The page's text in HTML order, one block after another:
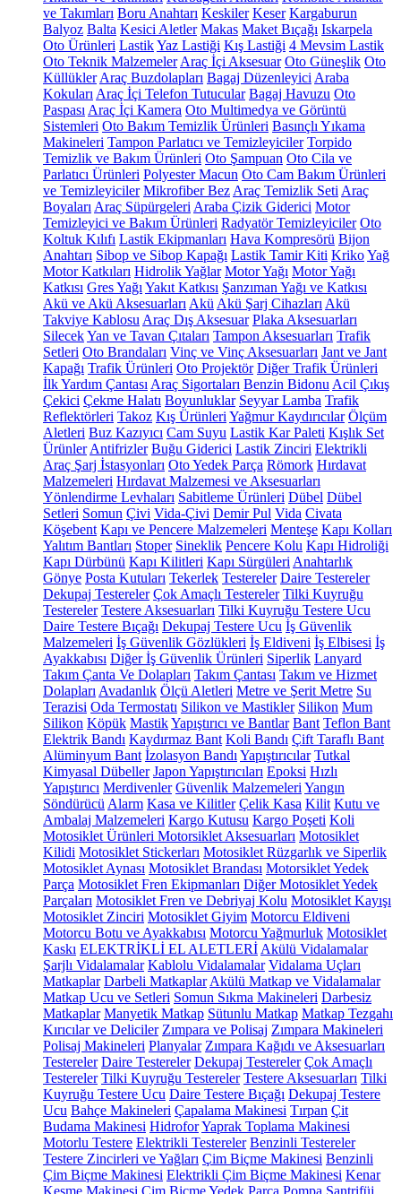
ve Takımları Boru Anahtarı Keskiler Keser Kargaburun
Balyoz Balta Kesici Aletler Makas Maket Bıçağı Iskarpela
Oto Ürünleri LastikYaz Lastiği Kış Lastiği 4 Mevsim Lastik
Oto Teknik Malzemeler Araç İçi Aksesuar Oto Güneşlik Oto
Küllükler Araç Buzdolapları Bagaj Düzenleyici Araba
Kokuları Araç İçi Telefon Tutucular Bagaj Havuzu Oto
Paspası Araç İçi Kamera Oto Multimedya ve Görüntü
Sistemleri Oto Bakım Temizlik Ürünleri Basınçlı Yıkama
Makineleri Tampon Parlatıcı ve Temizleyiciler Torpido
Temizlik ve Bakım Ürünleri Oto Şampuan Oto Cila ve
Parlatıcı Ürünleri Polyester Macun Oto Cam Bakım Ürünleri
ve Temizleyiciler Mikrofiber Bez Araç Temizlik Seti Araç
Boyaları Araç Süpürgeleri Araba Çizik Giderici Motor
Temizleyici ve Bakım Ürünleri Radyatör Temizleyiciler Oto
Koltuk Kılıfı Lastik Ekipmanları Hava Kompresörü Bijon
Anahtarı Sibop ve Sibop Kapağı Lastik Tamir Kiti KrikoYağ
Motor Katkıları Hidrolik Yağlar Motor Yağı Motor Yağı
Katkısı Gres Yağı Yakıt Katkısı Şanzıman Yağı ve Katkısı
Akü ve Akü Aksesuarları Akü Akü Şarj Cihazları Akü
Takviye Kablosu Araç Dış Aksesuar Plaka Aksesuarları
SilecekYan ve Tavan Çıtaları Tampon Aksesuarları Trafik
Setleri Oto Brandaları Vinç ve Vinç Aksesuarları Jant ve Jant
Kapağı Trafik Ürünleri Oto Projektör Diğer Trafik Ürünleri
İlk Yardım Çantası Araç Sigortaları Benzin Bidonu Acil Çıkış
Çekici Çekme Halatı Boyunluklar Seyyar Lamba Trafik
Reflektörleri Takoz Kış Ürünleri Yağmur Kaydırıcılar Ölçüm
Aletleri Buz Kazıyıcı Cam Suyu Lastik Kar Paleti Kışlık Set
Ürünler Antifrizler Buğu Giderici Lastik Zinciri Elektrikli
Araç Şarj İstasyonları Oto Yedek Parça Römork Hırdavat
Malzemeleri Hırdavat Malzemesi ve Aksesuarları
Yönlendirme Levhaları Sabitleme Ürünleri Dübel Dübel
Setleri Somun Çivi Vida-Çivi Demir Pul Vida Civata
Köşebent Kapı ve Pencere Malzemeleri Menteşe Kapı Kolları
Yalıtım Bantları Stoper Sineklik Pencere Kolu Kapı Hidroliği
Kapı Dürbünü Kapı Kilitleri Kapı Sürgüleri Anahtarlık
Gönye Posta Kutuları Tekerlek Testereler Daire Testereler
Dekupaj Testereler Çok Amaçlı Testereler Tilki Kuyruğu
Testereler Testere Aksesuarları Tilki Kuyruğu Testere Ucu
Daire Testere Bıçağı Dekupaj Testere Ucu İş Güvenlik
Malzemeleri İş Güvenlik Gözlükleri İş Eldiveni İş Elbisesi İş
Ayakkabısı Diğer İş Güvenlik Ürünleri Siperlik Lanyard
Takım Çanta Ve Dolapları Takım Çantası Takım ve Hizmet
Dolapları Avadanlık Ölçü Aletleri Metre ve Şerit Metre Su
Terazisi Oda Termostatı Silikon ve Mastikler Silikon Mum
Silikon Köpük MastikYapıştırıcı ve Bantlar Bant Teflon Bant
Elektrik Bandı Kaydırmaz Bant Koli Bandı Çift Taraflı Bant
Alüminyum Bant İzolasyon Bandı Yapıştırıcılar Tutkal
Kimyasal Dübeller Japon Yapıştırıcıları Epoksi Hızlı
Yapıştırıcı Merdivenler Güvenlik Malzemeleri Yangın
Söndürücü Alarm Kasa ve Kilitler Çelik Kasa Kilit Kutu ve
Ambalaj Malzemeleri Kargo Kutusu Kargo Poşeti Koli
Motosiklet Ürünleri Motorsiklet Aksesuarları Motosiklet
Kilidi Motosiklet Stickerları Motosiklet Rüzgarlık ve Siperlik
Motosiklet Aynası Motosiklet Brandası Motorsiklet Yedek
Parça Motosiklet Fren Ekipmanları Diğer Motosiklet Yedek
Parçaları Motosiklet Fren ve Debriyaj Kolu Motosiklet Kayışı
Motosiklet Zinciri Motosiklet Giyim Motorcu Eldiveni
Motorcu Botu ve Ayakkabısı Motorcu Yağmurluk Motosiklet
Kaskı ELEKTRİKLİ EL ALETLERİ Akülü Vidalamalar
Şarjlı Vidalamalar Kablolu Vidalamalar Vidalama Uçları
Matkaplar Darbeli Matkaplar Akülü Matkap ve Vidalamalar
Matkap Ucu ve Setleri Somun Sıkma Makineleri Darbesiz
Matkaplar Manyetik Matkap Sütunlu Matkap Matkap Tezgahı
Kırıcılar ve Deliciler Zımpara ve Polisaj Zımpara Makineleri
Polisaj Makineleri Planyalar Zımpara Kağıdı ve Aksesuarları
Testereler Daire Testereler Dekupaj Testereler Çok Amaçlı
Testereler Tilki Kuyruğu Testereler Testere Aksesuarları Tilki
Kuyruğu Testere Ucu Daire Testere Bıçağı Dekupaj Testere
Ucu Bahçe Makineleri Çapalama Makinesi Tırpan Çit
Budama Makinesi HidroforYaprak Toplama Makinesi
Motorlu Testere Elektrikli Testereler Benzinli Testereler
Testere Zincirleri ve Yağları Çim Biçme Makinesi Benzinli
Çim Biçme Makinesi Elektrikli Çim Biçme Makinesi Kenar
Kesme Makinesi Çim Biçme Yedek Parça Pompa Santrifüj